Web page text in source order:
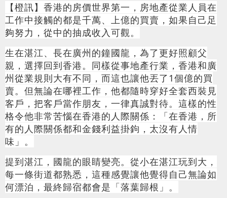
【橙訊】香港的房價世界第一，房地產從業人員在
工作中接觸的都是千萬、上億的買賣，如果自己足
夠努力，從中的抽成收入可觀。
生在湛江、長在廣州的鐘國龍，為了更好照顧父
親，選擇回到香港。同樣從事地產行業，香港和廣
州從業規則大有不同，而這也讓他丟了1個億的買
賣。但無論在哪裡工作，他都隨時穿好全套西裝見
客戶，把客戶當作朋友，一律真誠對待。這樣的性
格令他非常苦惱在香港的人際關係：「在香港，所
有的人際關係都和金錢利益掛鉤，太沒有人情
味」。
提到湛江，國龍的眼睛變亮。從小在湛江玩到大，
每一條街道都熟悉，這種感覺讓他覺得自己無論如
何漂泊，最終歸宿都會是 「落葉歸根 」 。